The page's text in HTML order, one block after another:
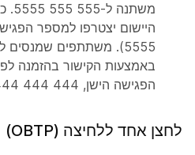
5555). משתתפים
באמצעות הקישור בהזמנה
הפגישה הישן, 444 444 4444.
לחצן אחד ללחיצה (OBTP)